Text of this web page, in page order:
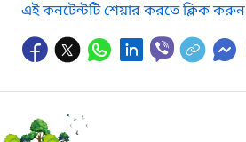
এই কনটেন্টটি শেয়ার করতে ক্লিক করুন